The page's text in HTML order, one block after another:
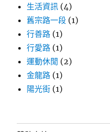
生活資訊 (4)
舊宗路一段 (1)
行善路 (1)
行愛路 (1)
運動休閒 (2)
金龍路 (1)
陽光街 (1)